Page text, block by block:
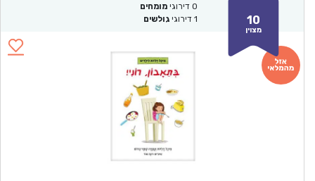
10
מצוין
0 דירוגי מומחים
1 דירוגי גולשים